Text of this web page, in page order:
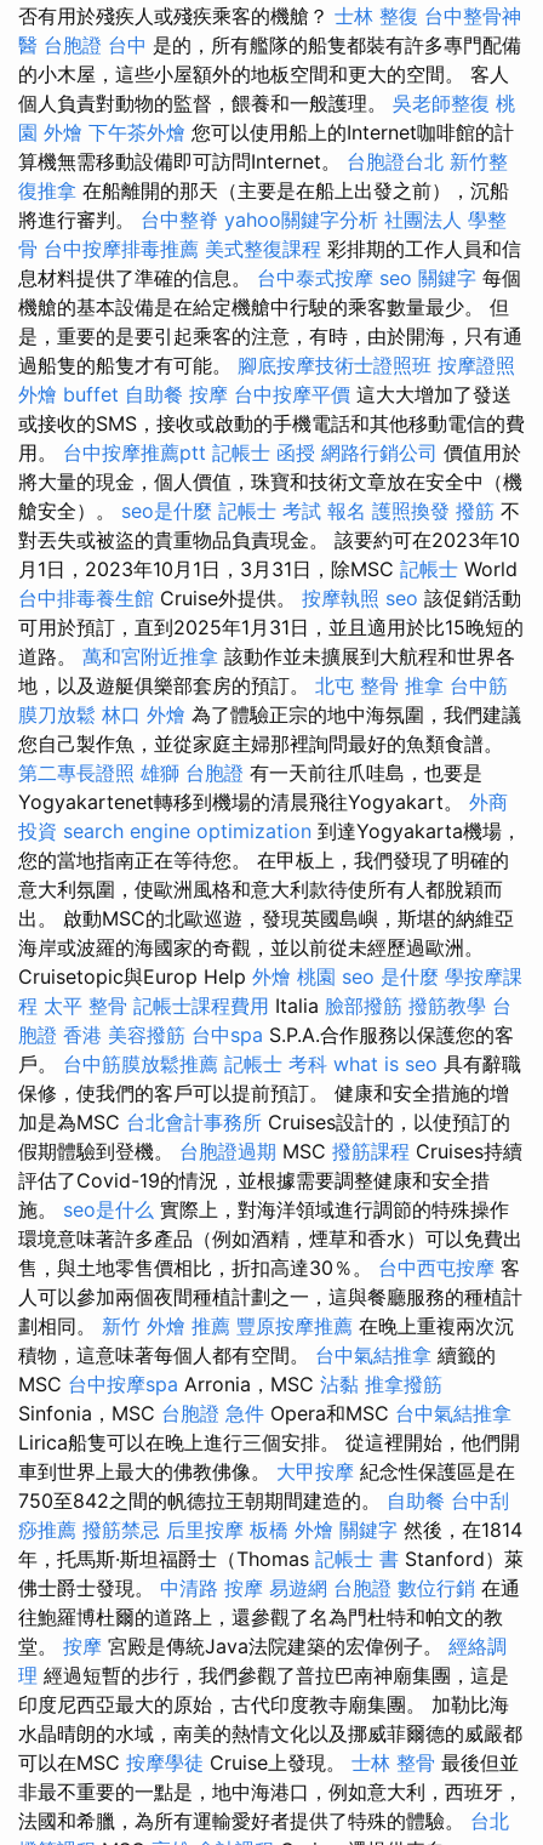
否有用於殘疾人或殘疾乘客的機艙？ 士林 整復 台中整骨神
醫 台胞證 台中 是的，所有艦隊的船隻都裝有許多專門配備
的小木屋，這些小屋額外的地板空間和更大的空間。 客人
個人負責對動物的監督，餵養和一般護理。 吳老師整復 桃
園 外燴 下午茶外燴 您可以使用船上的Internet咖啡館的計
算機無需移動設備即可訪問Internet。 台胞證台北 新竹整
復推拿 在船離開的那天（主要是在船上出發之前），沉船
將進行審判。 台中整脊 yahoo關鍵字分析 社團法人 學整
骨 台中按摩排毒推薦 美式整復課程 彩排期的工作人員和信
息材料提供了準確的信息。 台中泰式按摩 seo 關鍵字 每個
機艙的基本設備是在給定機艙中行駛的乘客數量最少。 但
是，重要的是要引起乘客的注意，有時，由於開海，只有通
過船隻的船隻才有可能。 腳底按摩技術士證照班 按摩證照
外燴 buffet 自助餐 按摩 台中按摩平價 這大大增加了發送
或接收的SMS，接收或啟動的手機電話和其他移動電信的費
用。 台中按摩推薦ptt 記帳士 函授 網路行銷公司 價值用於
將大量的現金，個人價值，珠寶和技術文章放在安全中（機
艙安全）。 seo是什麼 記帳士 考試 報名 護照換發 撥筋 不
對丟失或被盜的貴重物品負責現金。 該要約可在2023年10
月1日，2023年10月1日，3月31日，除MSC 記帳士 World
台中排毒養生館 Cruise外提供。 按摩執照 seo 該促銷活動
可用於預訂，直到2025年1月31日，並且適用於比15晚短的
道路。 萬和宮附近推拿 該動作並未擴展到大航程和世界各
地，以及遊艇俱樂部套房的預訂。 北屯 整骨 推拿 台中筋
膜刀放鬆 林口 外燴 為了體驗正宗的地中海氛圍，我們建議
您自己製作魚，並從家庭主婦那裡詢問最好的魚類食譜。
第二專長證照 雄獅 台胞證 有一天前往爪哇島，也要是
Yogyakartenet轉移到機場的清晨飛往Yogyakart。 外商
投資 search engine optimization 到達Yogyakarta機場，
您的當地指南正在等待您。 在甲板上，我們發現了明確的
意大利氛圍，使歐洲風格和意大利款待使所有人都脫穎而
出。 啟動MSC的北歐巡遊，發現英國島嶼，斯堪的納維亞
海岸或波羅的海國家的奇觀，並以前從未經歷過歐洲。
Cruisetopic與Europ Help 外燴 桃園 seo 是什麼 學按摩課
程 太平 整骨 記帳士課程費用 Italia 臉部撥筋 撥筋教學 台
胞證 香港 美容撥筋 台中spa S.P.A.合作服務以保護您的客
戶。 台中筋膜放鬆推薦 記帳士 考科 what is seo 具有辭職
保修，使我們的客戶可以提前預訂。 健康和安全措施的增
加是為MSC 台北會計事務所 Cruises設計的，以使預訂的
假期體驗到登機。 台胞證過期 MSC 撥筋課程 Cruises持續
評估了Covid-19的情況，並根據需要調整健康和安全措
施。 seo是什么 實際上，對海洋領域進行調節的特殊操作
環境意味著許多產品（例如酒精，煙草和香水）可以免費出
售，與土地零售價相比，折扣高達30％。 台中西屯按摩 客
人可以參加兩個夜間種植計劃之一，這與餐廳服務的種植計
劃相同。 新竹 外燴 推薦 豐原按摩推薦 在晚上重複兩次沉
積物，這意味著每個人都有空間。 台中氣結推拿 續籤的
MSC 台中按摩spa Arronia，MSC 沾黏 推拿撥筋
Sinfonia，MSC 台胞證 急件 Opera和MSC 台中氣結推拿
Lirica船隻可以在晚上進行三個安排。 從這裡開始，他們開
車到世界上最大的佛教佛像。 大甲按摩 紀念性保護區是在
750至842之間的帆德拉王朝期間建造的。 自助餐 台中刮
痧推薦 撥筋禁忌 后里按摩 板橋 外燴 關鍵字 然後，在1814
年，托馬斯·斯坦福爵士（Thomas 記帳士 書 Stanford）萊
佛士爵士發現。 中清路 按摩 易遊網 台胞證 數位行銷 在通
往鮑羅博杜爾的道路上，還參觀了名為門杜特和帕文的教
堂。 按摩 宮殿是傳統Java法院建築的宏偉例子。 經絡調
理 經過短暫的步行，我們參觀了普拉巴南神廟集團，這是
印度尼西亞最大的原始，古代印度教寺廟集團。 加勒比海
水晶晴朗的水域，南美的熱情文化以及挪威菲爾德的威嚴都
可以在MSC 按摩學徒 Cruise上發現。 士林 整骨 最後但並
非最不重要的一點是，地中海港口，例如意大利，西班牙，
法國和希臘，為所有運輸愛好者提供了特殊的體驗。 台北